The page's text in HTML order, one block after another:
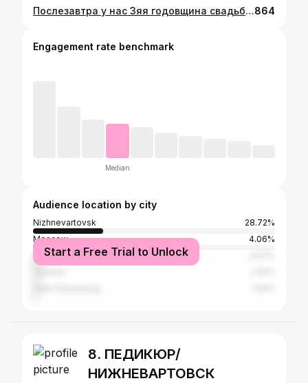
Послезавтра у нас 3яя годовщина свадьбы! . Сидим в шоке оба и едим торт на кухне, до которой так и не дошли руки сделать ремонт. . Возможно дожлик в день нашей свадьбы был с серьезными намерениями. Хотя Вы знаете, что я поямо несуеверный. . #лисовыее #дмитрийлисовой864
Engagement rate benchmark
Median
Audience location by city
Nizhnevartovsk
28.72%
Moscow
4.06%
Surgut
Start a Free Trial to Unlock
8. ПЕДИКЮР/
НИЖНЕВАРТОВСК